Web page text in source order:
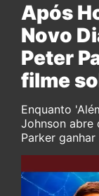
Após
Novo
Peter
filme
Enquanto
Johnson abre
Parker